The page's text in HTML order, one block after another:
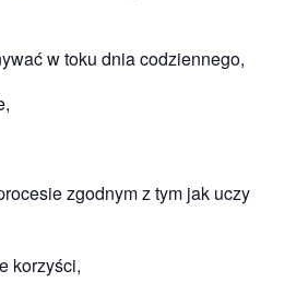
w toku dnia codziennego,
zgodnym z tym jak uczy
korzyści,